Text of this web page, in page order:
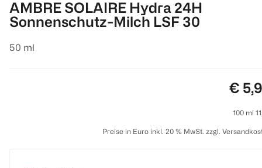
AMBRE SOLAIRE Hydra 24H
Sonnenschutz-Milch LSF 30
50 ml
€
100 ml
Preise in Euro inkl. 20 % MwSt. zzgl.